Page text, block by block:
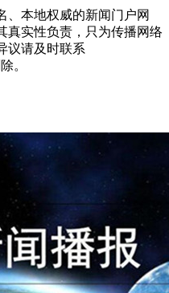
、本地权威的新闻门户网
真实性负责，只为传播网络
议请及时联系
。